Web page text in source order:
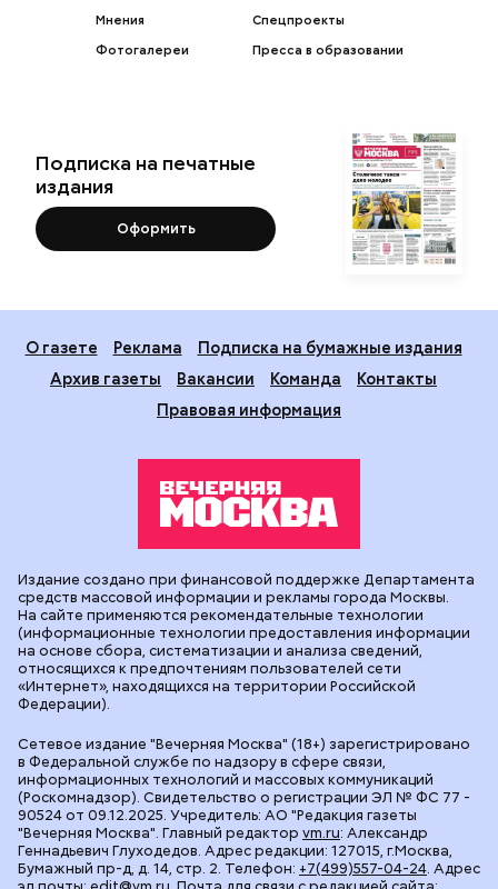
Мнения
Фотогалереи
Спецпроекты
Пресса в образовании
Подписка на печатные
издания
Оформить
О газете Реклама
Подписка на бумажные издания
Архив газеты
Вакансии Команда
Контакты
Правовая информация
Сетевое издание "Вечерняя Москва" (18+) зарегистрировано
в Федеральной службе по надзору в сфере связи,
информационных технологий и массовых коммуникаций
(Роскомнадзор). Свидетельство о регистрации ЭЛ № ФС 77 -
90524 от 09.12.2025. Учредитель: АО "Редакция газеты
"Вечерняя Москва". Главный редактор vm.ru: Александр
Геннадьевич Глуходедов. Адрес редакции: 127015, г.Москва,
Бумажный пр-д, д. 14, стр. 2. Телефон: +7(499)557-04-24. Адрес
Издание создано при финансовой поддержке Департамента
средств массовой информации и рекламы города Москвы.
На сайте применяются рекомендательные технологии
(информационные технологии предоставления информации
на основе сбора, систематизации и анализа сведений,
относящихся к предпочтениям пользователей сети
«Интернет», находящихся на территории Российской
Федерации).